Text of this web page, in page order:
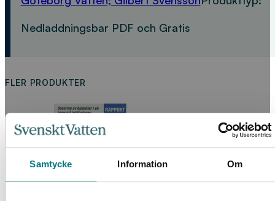
Samtycke Information Om
Nedladdningsbar PDF och Gratis
FLER PRODUKTER